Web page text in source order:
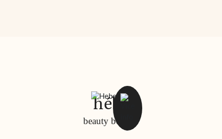
vláha
pevnost
ochrana
hébé
beauty booster